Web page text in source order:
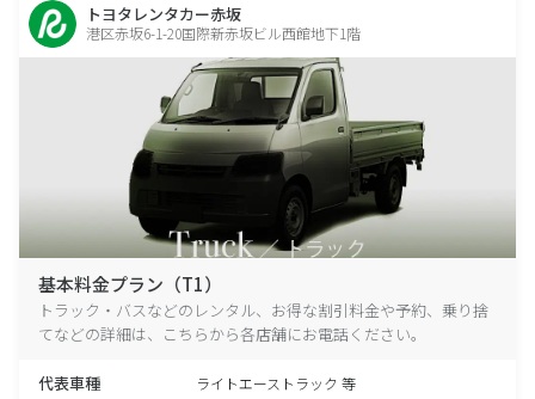
トヨタレンタカー赤坂
港区赤坂6-1-20国際新赤坂ビル西館地下1階
基本料金プラン（T1）
トラック・バスなどのレンタル、お得な割引料金や予約、乗り捨
てなどの詳細は、こちらから各店舗にお電話ください。
代表車種 ライトエーストラック 等